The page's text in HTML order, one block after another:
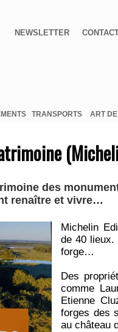
NEWSLETTER
TRANSPORTS ART
des
renaître et vivre…
Michelin
de 40 lieux.
forge…
Des
comme
Etienne
forges des
au château